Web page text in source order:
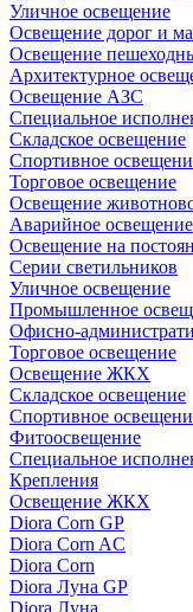
Уличное освещение
Освещение дорог и
Освещение
Архитектурное
Освещение АЗС
Специальное
Складское освещение
Спортивное
Торговое освещение
Освещение
Аварийное освещение
Освещение на
Серии светильников
Уличное освещение
Промышленное
Офисно-
Торговое освещение
Освещение ЖКХ
Складское освещение
Спортивное
Фитоосвещение
Специальное
Крепления
Освещение ЖКХ
Diora Corn GP
Diora Corn AC
Diora Corn
Diora Луна GP
Diora Луна